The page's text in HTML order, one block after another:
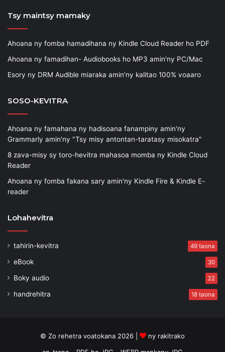
Tsy maintsy mamaky
Ahoana ny fomba hamadihana ny Kindle Cloud Reader ho PDF
Ahoana ny famadihan- Audiobooks ho MP3 amin'ny PC/Mac
Esory ny DRM Audible miaraka amin'ny kalitao 100% voaaro
SOSO-KEVITRA
Ahoana ny famahana ny hadisoana fanampiny amin'ny
Grammarly amin'ny "Tsy misy antontan-taratasy misokatra"
8 zava-misy sy toro-hevitra mahasoa momba ny Kindle Cloud
Reader
Ahoana ny fomba fakana sary amin'ny Kindle Fire & Kindle E-
reader
Lohahevitra
tahirin-kevitra 49 taona
eBook 30
Boky audio 22
handrehitra 18 taona
© Zo rehetra voatokana 2026 |
ny rakitrako